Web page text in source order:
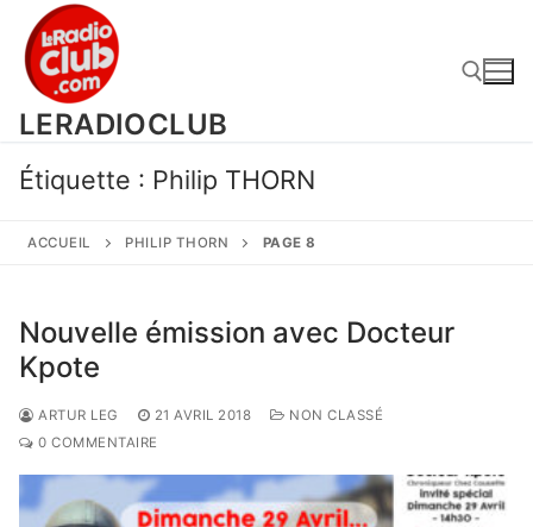
contenu
LERADIOCLUB
Rechercher :
Étiquette : Philip THORN
ACCUEIL PHILIP THORN PAGE 8
Nouvelle émission avec Docteur
Kpote
ARTUR LEG 21 AVRIL 2018
NON CLASSÉ
0 COMMENTAIRE